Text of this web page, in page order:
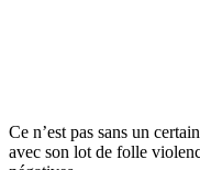
Ce n’est pas sans un
avec son lot de folle